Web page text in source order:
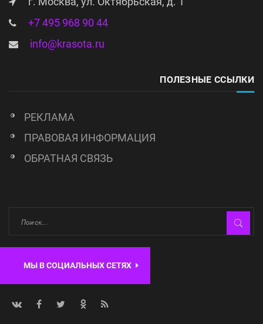
+7 495 968 90 44
info@krasota.ru
ПОЛЕЗНЫЕ ССЫЛКИ
РЕКЛАМА
ПРАВОВАЯ ИНФОРМАЦИЯ
ОБРАТНАЯ СВЯЗЬ
МЫ В СОЦИАЛЬНЫХ СЕТЯХ